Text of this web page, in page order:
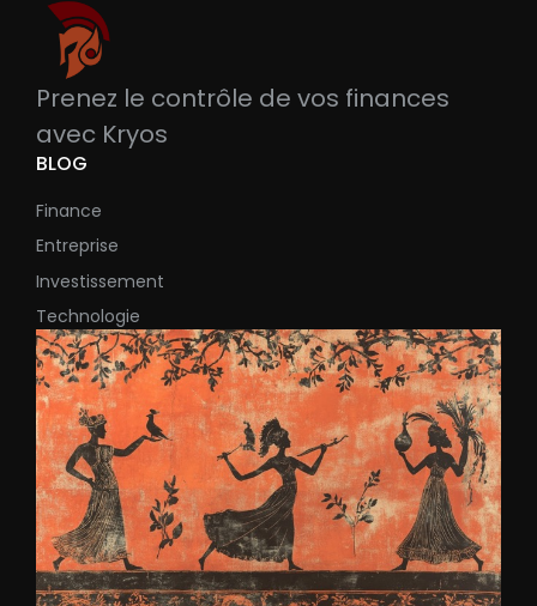
Prenez le contrôle de vos finances
avec Kryos
BLOG
Finance
Entreprise
Investissement
Technologie